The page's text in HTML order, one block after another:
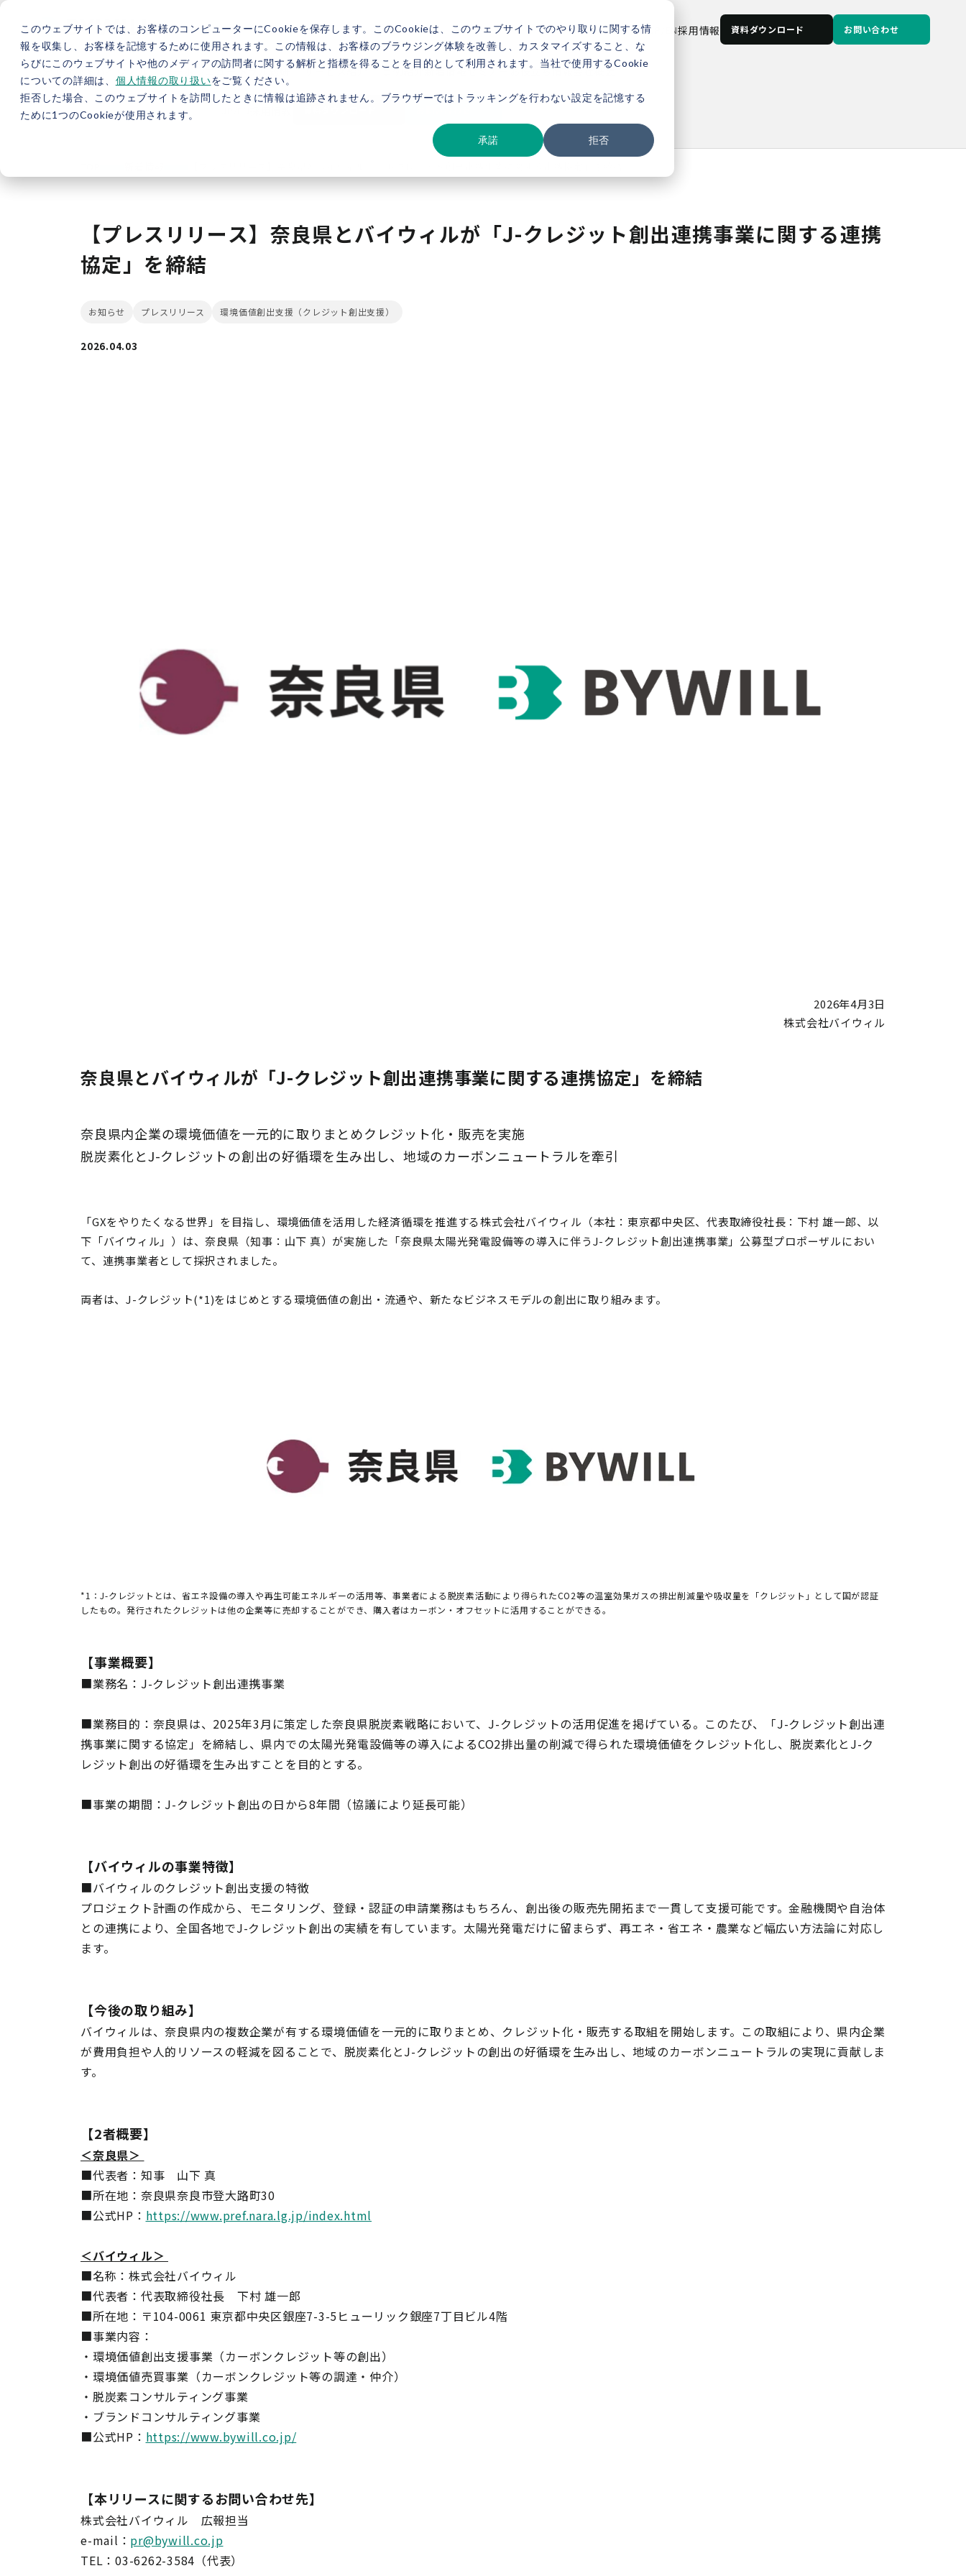
このウェブサイトでは、お客様のコンピューターにCookieを保存します。このCookieは、このウェブサイトでのやり取りに関する情
報を収集し、お客様を記憶するために使用されます。この情報は、お客様のブラウジング体験を改善し、カスタマイズすること、な
らびにこのウェブサイトや他のメディアの訪問者に関する解析と指標を得ることを目的として利用されます。当社で使用するCookie
についての詳細は、 個人情報の取り扱いをご覧ください。
拒否した場合、このウェブサイトを訪問したときに情報は追跡されません。ブラウザーではトラッキングを行わない設定を記憶する
ために1つのCookieが使用されます。
承諾 拒否
JP EN採用情報 資料ダウンロード お問い合わせ
5分で分かるバイウィル カーボンニュートラル総研 サービス紹介 事例紹介新着情報セミナーお役立ち情報会社概要
【プレスリリース】奈良県とバイウィルが「J-クレジット創出連携事業に関する連携
協定」を締結
お知らせ プレスリリース 環境価値創出支援（クレジット創出支援）
2026.04.03
2026年4月3日
株式会社バイウィル
奈良県とバイウィルが「J-クレジット創出連携事業に関する連携協定」を締結
奈良県内企業の環境価値を一元的に取りまとめクレジット化・販売を実施
脱炭素化とJ-クレジットの創出の好循環を生み出し、地域のカーボンニュートラルを牽引
「GXをやりたくなる世界」を目指し、環境価値を活用した経済循環を推進する株式会社バイウィル（本社：東京都中央区、代表取締役社長：下村 雄一郎、以
下「バイウィル」）は、奈良県（知事：山下 真）が実施した「奈良県太陽光発電設備等の導入に伴うJ-クレジット創出連携事業」公募型プロポーザルにおい
て、連携事業者として採択されました。
両者は、J-クレジット(*1)をはじめとする環境価値の創出・流通や、新たなビジネスモデルの創出に取り組みます。
*1：J-クレジットとは、省エネ設備の導入や再生可能エネルギーの活用等、事業者による脱炭素活動により得られたCO2等の温室効果ガスの排出削減量や吸収量を「クレジット」として国が認証
したもの。発行されたクレジットは他の企業等に売却することができ、購入者はカーボン・オフセットに活用することができる。
【事業概要】
■業務名：J-クレジット創出連携事業
■業務目的：奈良県は、2025年3月に策定した奈良県脱炭素戦略において、J-クレジットの活用促進を掲げている。このたび、「J-クレジット創出連
携事業に関する協定」を締結し、県内での太陽光発電設備等の導入によるCO2排出量の削減で得られた環境価値をクレジット化し、脱炭素化とJ-ク
レジット創出の好循環を生み出すことを目的とする。
■事業の期間：J-クレジット創出の日から8年間（協議により延長可能）
【バイウィルの事業特徴】
■バイウィルのクレジット創出支援の特徴
プロジェクト計画の作成から、モニタリング、登録・認証の申請業務はもちろん、創出後の販売先開拓まで一貫して支援可能です。金融機関や自治体
との連携により、全国各地でJ-クレジット創出の実績を有しています。太陽光発電だけに留まらず、再エネ・省エネ・農業など幅広い方法論に対応し
ます。
【今後の取り組み】
バイウィルは、奈良県内の複数企業が有する環境価値を一元的に取りまとめ、クレジット化・販売する取組を開始します。この取組により、県内企業
が費用負担や人的リソースの軽減を図ることで、脱炭素化とJ-クレジットの創出の好循環を生み出し、地域のカーボンニュートラルの実現に貢献しま
す。
【2者概要】
＜奈良県＞
■代表者：知事 山下 真
■所在地：奈良県奈良市登大路町30
■公式HP： https://www.pref.nara.lg.jp/index.html
＜バイウィル＞
■名称：株式会社バイウィル
■代表者：代表取締役社長 下村 雄一郎
■所在地：〒104-0061 東京都中央区銀座7-3-5ヒューリック銀座7丁目ビル4階
■事業内容：
・環境価値創出支援事業（カーボンクレジット等の創出）
・環境価値売買事業（カーボンクレジット等の調達・仲介）
・脱炭素コンサルティング事業
・ブランドコンサルティング事業
■公式HP： https://www.bywill.co.jp/
【本リリースに関するお問い合わせ先】
株式会社バイウィル 広報担当
e-mail： pr@bywill.co.jp
TEL：03-6262-3584（代表）